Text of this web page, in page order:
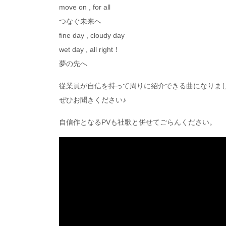
move on , for all
つなぐ未来へ
fine day , cloudy day
wet day , all right！
夢の先へ
従業員が自信を持って周りに紹介できる曲になりま
ぜひお聞きください♪
自信作となるPVも社歌と併せてごらんください。